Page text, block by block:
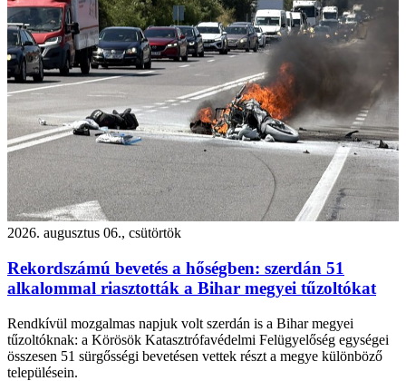
2026. augusztus 06., csütörtök
Rekordszámú bevetés a hőségben: szerdán 51
alkalommal riasztották a Bihar megyei tűzoltókat
Rendkívül mozgalmas napjuk volt szerdán is a Bihar megyei
tűzoltóknak: a Körösök Katasztrófavédelmi Felügyelőség egységei
összesen 51 sürgősségi bevetésen vettek részt a megye különböző
településein.